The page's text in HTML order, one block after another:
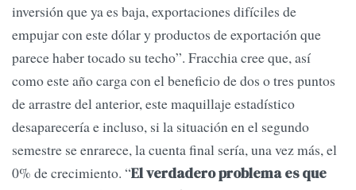
inversión que ya es baja, exportaciones difíciles de
empujar con este dólar y productos de exportación que
parece haber tocado su techo”. Fracchia cree que, así
como este año carga con el beneficio de dos o tres puntos
de arrastre del anterior, este maquillaje estadístico
desaparecería e incluso, si la situación en el segundo
semestre se enrarece, la cuenta final sería, una vez más, el
0% de crecimiento. “El verdadero problema es que